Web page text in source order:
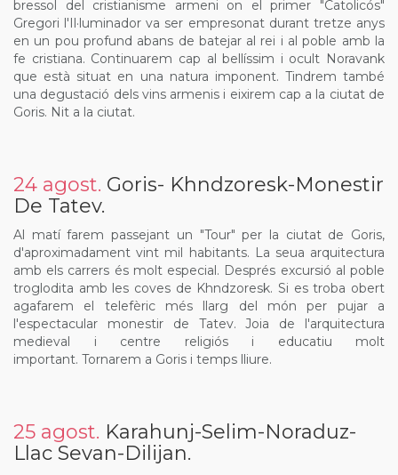
bressol del cristianisme armeni on el primer "Catolicós"
Gregori l'Il·luminador va ser empresonat durant tretze anys
en un pou profund abans de batejar al rei i al poble amb la
fe cristiana. Continuarem cap al bellíssim i ocult Noravank
que està situat en una natura imponent. Tindrem també
una degustació dels vins armenis i eixirem cap a la ciutat de
Goris. Nit a la ciutat.
24 agost. Goris- Khndzoresk-Monestir
De Tatev.
Al matí farem passejant un "Tour" per la ciutat de Goris,
d'aproximadament vint mil habitants. La seua arquitectura
amb els carrers és molt especial. Després excursió al poble
troglodita amb les coves de Khndzoresk. Si es troba obert
agafarem el telefèric més llarg del món per pujar a
l'espectacular monestir de Tatev. Joia de l'arquitectura
medieval i centre religiós i educatiu molt
important. Tornarem a Goris i temps lliure.
25 agost. Karahunj-Selim-Noraduz-
Llac Sevan-Dilijan.